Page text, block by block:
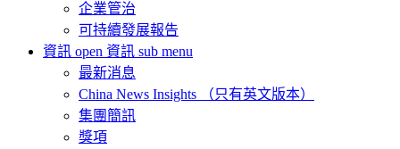
企業管治
可持續發展報告
資訊 open 資訊 sub menu
最新消息
China News Insights （只有英文版本）
集團簡訊
獎項